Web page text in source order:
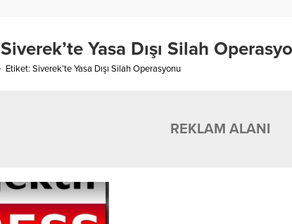
Siverek’te Yasa Dışı Silah
Etiket: Siverek’te Yasa Dışı Silah Operasyonu
REKLAM ALANI